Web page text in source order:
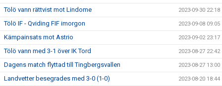
Tölö vann rättvist mot Lindome 2023-09-30 22:18
Tölö IF - Qviding FIF imorgon 2023-09-08 09:05
Kämpainsats mot Astrio 2023-09-02 23:17
Tölö vann med 3-1 över IK Tord 2023-08-27 22:42
Dagens match flyttad till Tingbergsvallen 2023-08-27 13:00
Landvetter besegrades med 3-0 (1-0) 2023-08-20 18:44